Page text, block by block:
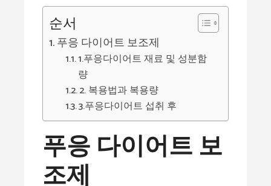
순서
푸응 다이어트 보조제
1.푸응다이어트 재료 및 성분함
량
2. 복용법과 복용량
3.푸응다이어트 섭취 후
푸응 다이어트 보
조제